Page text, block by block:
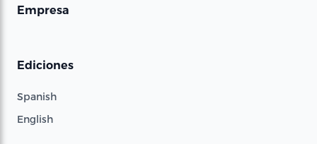
Empresa
Ediciones
Spanish
English